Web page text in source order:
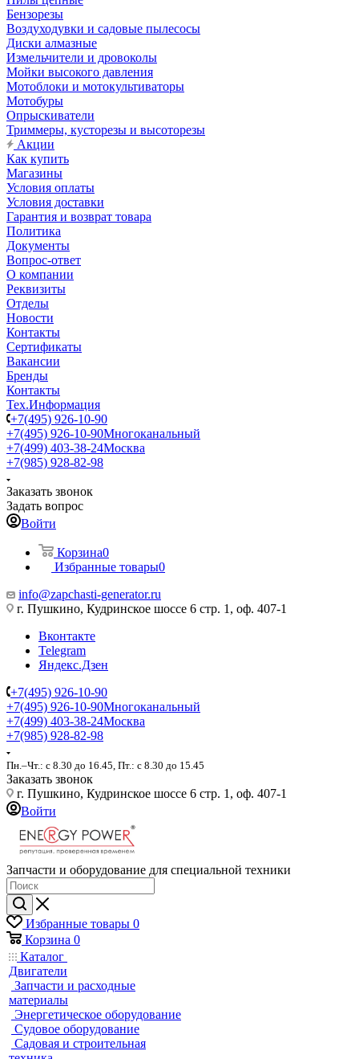
Бензорезы
Воздуходувки и садовые пылесосы
Диски алмазные
Измельчители и дровоколы
Мойки высокого давления
Мотоблоки и мотокультиваторы
Мотобуры
Опрыскиватели
Триммеры, кусторезы и высоторезы
Акции
Как купить
Магазины
Условия оплаты
Условия доставки
Гарантия и возврат товара
Политика
Документы
Вопрос-ответ
О компании
Реквизиты
Отделы
Новости
Контакты
Сертификаты
Вакансии
Бренды
Контакты
Тех.Информация
+7(495) 926-10-90
+7(495) 926-10-90Многоканальный
+7(499) 403-38-24Москва
+7(985) 928-82-98
Заказать звонок
Задать вопрос
Войти
Корзина0
Избранные товары0
info@zapchasti-generator.ru
г. Пушкино, Кудринское шоссе 6 стр. 1, оф. 407-1
Вконтакте
Telegram
Яндекс.Дзен
+7(495) 926-10-90
+7(495) 926-10-90Многоканальный
+7(499) 403-38-24Москва
+7(985) 928-82-98
Пн.–Чт.: с 8.30 до 16.45, Пт.: с 8.30 до 15.45
Заказать звонок
г. Пушкино, Кудринское шоссе 6 стр. 1, оф. 407-1
Войти
Запчасти и оборудование для специальной техники
Избранные товары 0
Корзина 0
Каталог
Двигатели
Запчасти и расходные
материалы
Энергетическое оборудование
Судовое оборудование
Садовая и строительная